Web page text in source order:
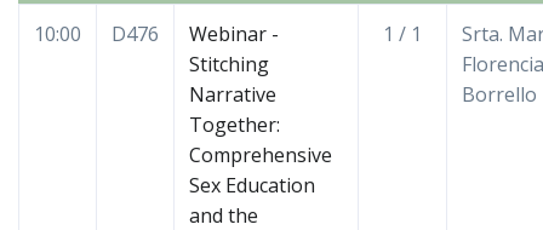
10:00 D476
Webinar -
Stitching
Narrative
Together:
Comprehensive
Sex Education
and the
1 / 1
Srta.
Florencia
Borrello